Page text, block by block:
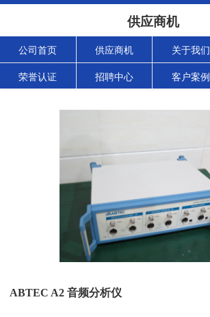
供应商机
公司首页 供应商机 关于我们
荣誉认证 招聘中心 客户案例
ABTEC A2 音频分析仪